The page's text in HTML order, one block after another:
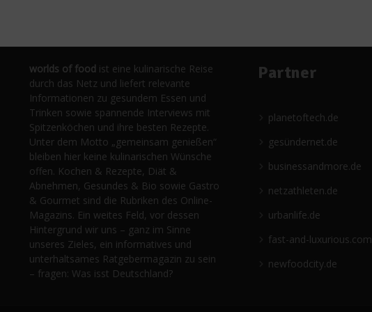
worlds of food ist eine kulinarische Reise
durch das Netz und liefert relevante
Informationen zu gesundem Essen und
Trinken sowie spannende Interviews mit
Spitzenköchen und ihre besten Rezepte.
Unter dem Motto „gemeinsam genießen“
bleiben hier keine kulinarischen Wünsche
offen. Kochen & Rezepte, Diät &
Abnehmen, Gesundes & Bio sowie Gastro
& Gourmet sind die Rubriken des Online-
Magazins. Ein weites Feld, vor dessen
Hintergrund wir uns – ganz im Sinne
unseres Zieles, ein informatives und
unterhaltsames Ratgebermagazin zu sein
– fragen: Was isst Deutschland?
Partner
planetoftech.de
gesündernet.de
businessandmore.de
netzathleten.de
urbanlife.de
fast-and-luxurious.com
newfoodcity.de